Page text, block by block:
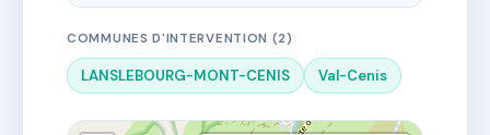
COMMUNES D'INTERVENTION (2)
LANSLEBOURG-MONT-CENIS Val-Cenis